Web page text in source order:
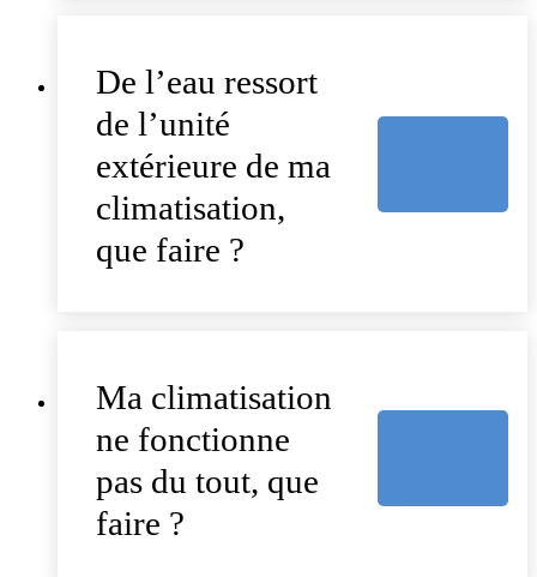
De l’eau ressort
de l’unité
extérieure de ma
climatisation,
que faire ?
Ma climatisation
ne fonctionne
pas du tout, que
faire ?